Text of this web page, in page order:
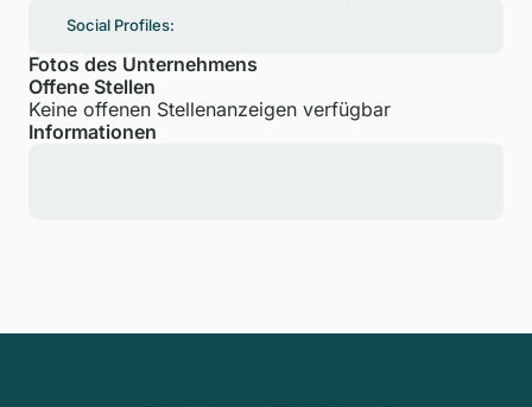
Social Profiles:
Fotos des Unternehmens
Offene Stellen
Keine offenen Stellenanzeigen verfügbar
Informationen